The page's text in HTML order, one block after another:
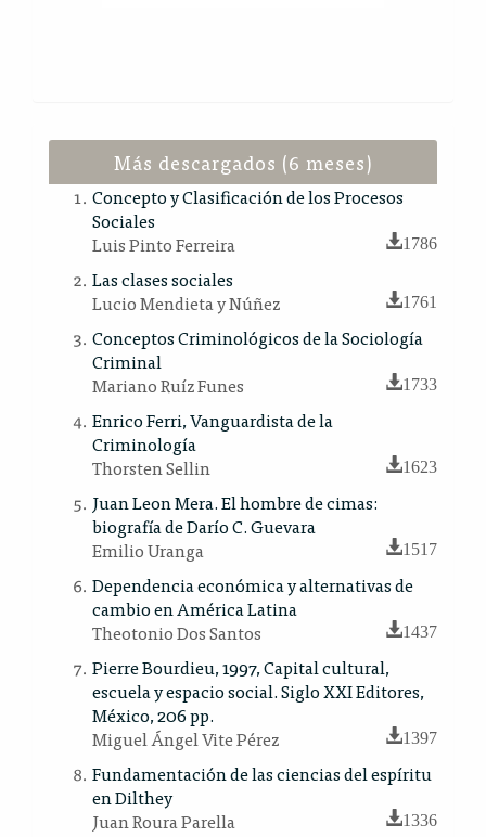
Más descargados (6 meses)
Concepto y Clasificación de los Procesos
Sociales
Luis Pinto Ferreira
1786
Las clases sociales
Lucio Mendieta y Núñez
1761
Conceptos Criminológicos de la Sociología
Criminal
Mariano Ruíz Funes
1733
Enrico Ferri, Vanguardista de la
Criminología
Thorsten Sellin
1623
Juan Leon Mera. El hombre de cimas:
biografía de Darío C. Guevara
Emilio Uranga
1517
Dependencia económica y alternativas de
cambio en América Latina
Theotonio Dos Santos
1437
Pierre Bourdieu, 1997, Capital cultural,
escuela y espacio social. Siglo XXI Editores,
México, 206 pp.
Miguel Ángel Vite Pérez
1397
Fundamentación de las ciencias del espíritu
en Dilthey
Juan Roura Parella
1336